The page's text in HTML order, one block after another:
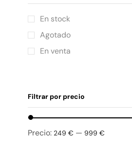
En stock
Agotado
En venta
Filtrar por precio
Precio: 249 € — 999 €